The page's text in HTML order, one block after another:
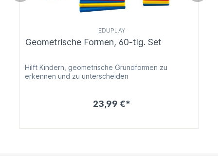
EDUPLAY
Geometrische Formen, 60-tlg. Set
Hilft Kindern, geometrische Grundformen zu
erkennen und zu unterscheiden
23,99 €*